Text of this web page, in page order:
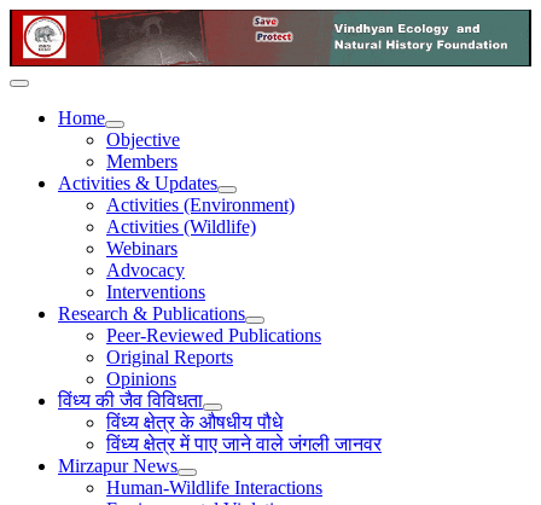
Home
Objective
Members
Activities & Updates
Activities (Environment)
Activities (Wildlife)
Webinars
Advocacy
Interventions
Research & Publications
Peer-Reviewed Publications
Original Reports
Opinions
विंध्य की जैव विविधता
विंध्य क्षेत्र के औषधीय पौधे
विंध्य क्षेत्र में पाए जाने वाले जंगली जानवर
Mirzapur News
Human-Wildlife Interactions